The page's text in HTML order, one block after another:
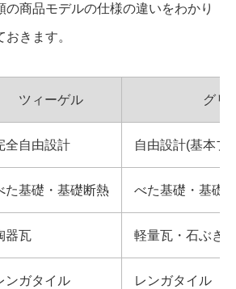
の商品モデルの仕様の違いをわかり
きます。
ツィーゲル グリ
全自由設計 自由設計(基本プ
た基礎・基礎断熱 べた基礎・基礎
器瓦 軽量瓦・石ぶき
ンガタイル レンガタイル